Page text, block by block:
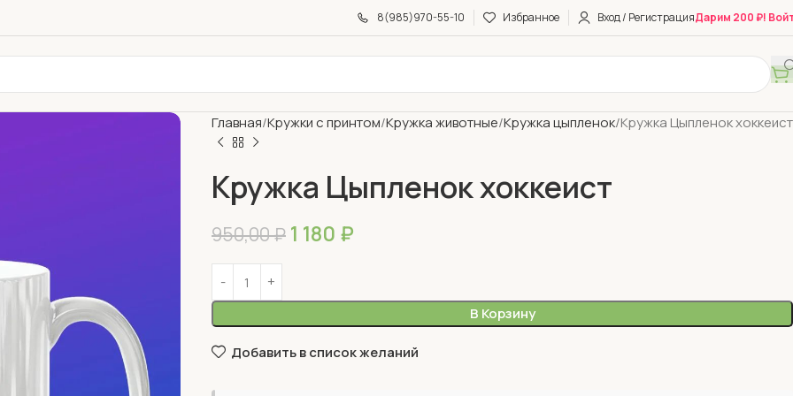
8(985)970-55-10 Избранное Вход / РегистрацияДарим 200 ₽!
Главная Кружки с принтом Кружка животные Кружка цыпленок Кружка Цыпленок хоккеист
Кружка Цыпленок хоккеист
950,00₽ 1 180 ₽
В Корзину
Добавить в список желаний